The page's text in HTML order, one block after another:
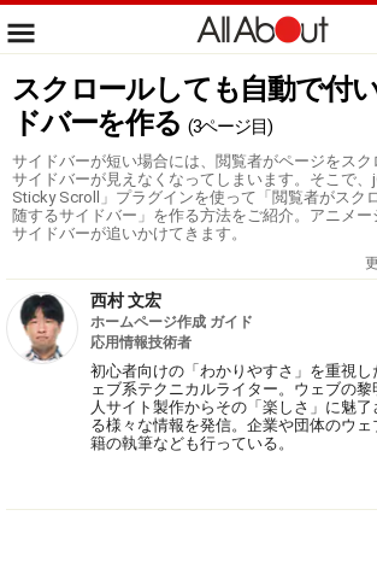
スクロールしても自動で付
ドバーを作る (3ページ目)
サイドバーが短い場合には、閲覧者がページをス
サイドバーが見えなくなってしまいます。そこで、
Sticky Scroll」プラグインを使って「閲覧者がスク
随するサイドバー」を作る方法をご紹介。アニメ
サイドバーが追いかけてきます。
西村 文宏
ホームページ作成 ガイド
応用情報技術者
初心者向けの「わかりやすさ」を重視し
ェブ系テクニカルライター。ウェブの
人サイト製作からその「楽しさ」に魅
る様々な情報を発信。企業や団体のウ
籍の執筆なども行っている。